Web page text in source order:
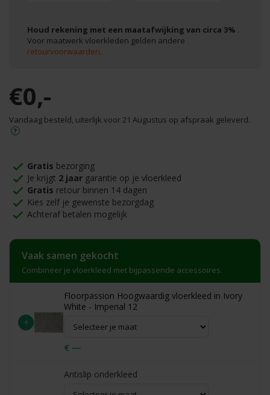
Houd rekening met een maatafwijking van circa 3% .
Voor maatwerk vloerkleden gelden andere
retourvoorwaarden.
€0,-
Vandaag besteld, uiterlijk voor 21 Augustus op afspraak geleverd.
Gratis bezorging
Je krijgt 2 jaar garantie op je vloerkleed
Gratis retour binnen 14 dagen
Kies zelf je gewenste bezorgdag
Achteraf betalen mogelijk
Vaak samen gekocht
Combineer je vloerkleed met bijpassende accessoires.
+
Floorpassion Hoogwaardig vloerkleed in Ivory
White - Imperial 12
€ —
Antislip onderkleed